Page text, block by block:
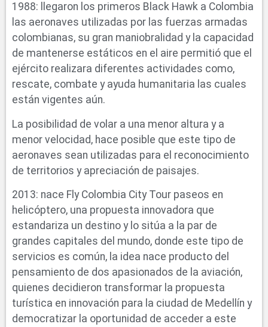
1988: llegaron los primeros Black Hawk a Colombia
las aeronaves utilizadas por las fuerzas armadas
colombianas, su gran maniobralidad y la capacidad
de mantenerse estáticos en el aire permitió que el
ejército realizara diferentes actividades como,
rescate, combate y ayuda humanitaria las cuales
están vigentes aún.
La posibilidad de volar a una menor altura y a
menor velocidad, hace posible que este tipo de
aeronaves sean utilizadas para el reconocimiento
de territorios y apreciación de paisajes.
2013: nace Fly Colombia City Tour paseos en
helicóptero, una propuesta innovadora que
estandariza un destino y lo sitúa a la par de
grandes capitales del mundo, donde este tipo de
servicios es común, la idea nace producto del
pensamiento de dos apasionados de la aviación,
quienes decidieron transformar la propuesta
turística en innovación para la ciudad de Medellín y
democratizar la oportunidad de acceder a este